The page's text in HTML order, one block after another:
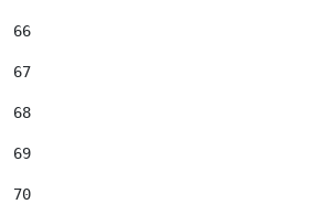
66
67
68
69
70